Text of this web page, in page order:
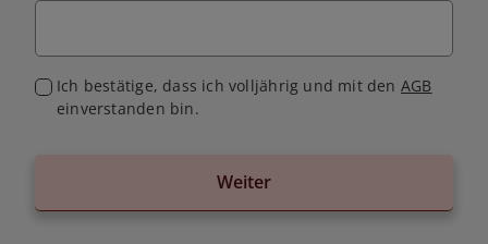
Ich bestätige, dass ich volljährig und mit den AGB
einverstanden bin.
Weiter